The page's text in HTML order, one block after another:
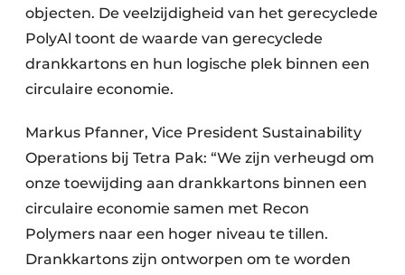
objecten. De veelzijdigheid van het gerecyclede
PolyAl toont de waarde van gerecyclede
drankkartons en hun logische plek binnen een
circulaire economie.
Markus Pfanner, Vice President Sustainability
Operations bij Tetra Pak: “We zijn verheugd om
onze toewijding aan drankkartons binnen een
circulaire economie samen met Recon
Polymers naar een hoger niveau te tillen.
Drankkartons zijn ontworpen om te worden